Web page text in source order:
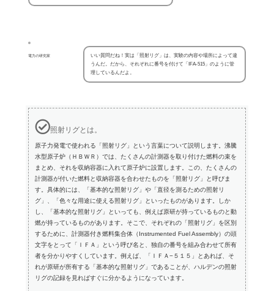
電力の研究家
いい質問だね！実は「照射リグ」は、実験の内容や場所によって違
うんだ。だから、それぞれに番号を付けて「IFA-515」のように管
理しているんだよ。
照射リグとは。
原子力発電で使われる「照射リグ」という言葉について説明します。沸騰
水型原子炉（ＨＢＷＲ）では、たくさんの計測器を取り付けた燃料の束を
まとめ、それを収納容器に入れて原子炉に設置します。この、たくさんの
計測器が付いた燃料と収納容器を合わせたものを「照射リグ」と呼びま
す。具体的には、「基本的な照射リグ」や「直径を測るための照射リ
グ」、「色々な用途に使える照射リグ」といったものがあります。しか
し、「基本的な照射リグ」といっても、例えば原研が持っているものと動
燃が持っているものがあります。そこで、それぞれの「照射リグ」を区別
するために、計測器付き燃料集合体（Instrumented Fuel Assembly）の頭
文字をとって「ＩＦＡ」という呼び名と、独自の番号を組み合わせて所有
者を分かりやすくしています。例えば、「ＩＦＡ−５１５」とあれば、そ
れが原研が所有する「基本的な照射リグ」であることが、ハルデンの照射
リグの記録を見ればすぐに分かるようになっています。